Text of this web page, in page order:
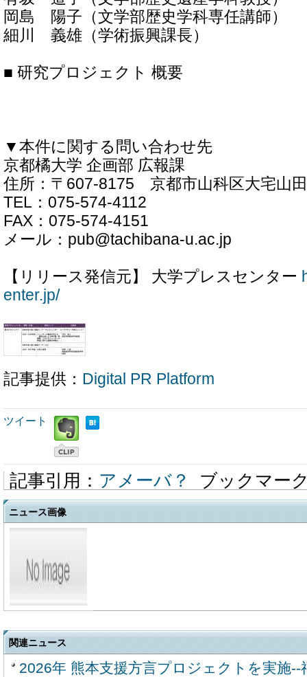
岡島 陽子（文学部歴史学科専任講師）
細川 義雄（学術振興課長）
■ 研究プロジェクト 概要
▼本件に関する問い合わせ先
京都橘大学 企画部 広報課
住所：〒607-8175 京都市山科区大宅山
TEL：075-574-4112
FAX：075-574-4151
メール：pub@tachibana-u.ac.jp
【リリース発信元】 大学プレスセンター
enter.jp/
記事提供： Digital PR Platform
ツイート
記事引用： アメーバ？ ブックマー
ニュース画像
関連ニュース
2026年 熊本支援方言プロジェクトを実施--